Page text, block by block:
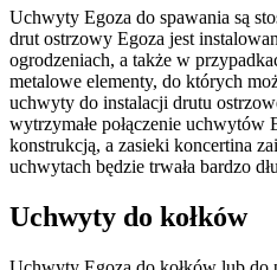
Uchwyty Egoza do spawania są
drut ostrzowy Egoza jest
ogrodzeniach, a także w
metalowe elementy, do których
uchwyty do instalacji drutu
wytrzymałe połączenie uchwytów
konstrukcją, a zasieki koncertina
uchwytach będzie trwała bardzo
Uchwyty do kołków